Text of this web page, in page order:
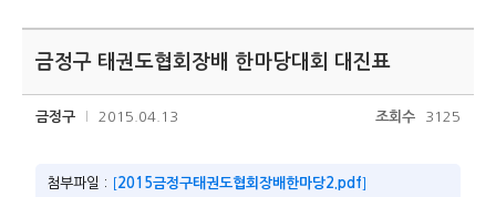
금정구 태권도협회장배 한마당대회 대진표
금정구 2015.04.13 조회수 3125
첨부파일 : [2015금정구태권도협회장배한마당2.pdf]